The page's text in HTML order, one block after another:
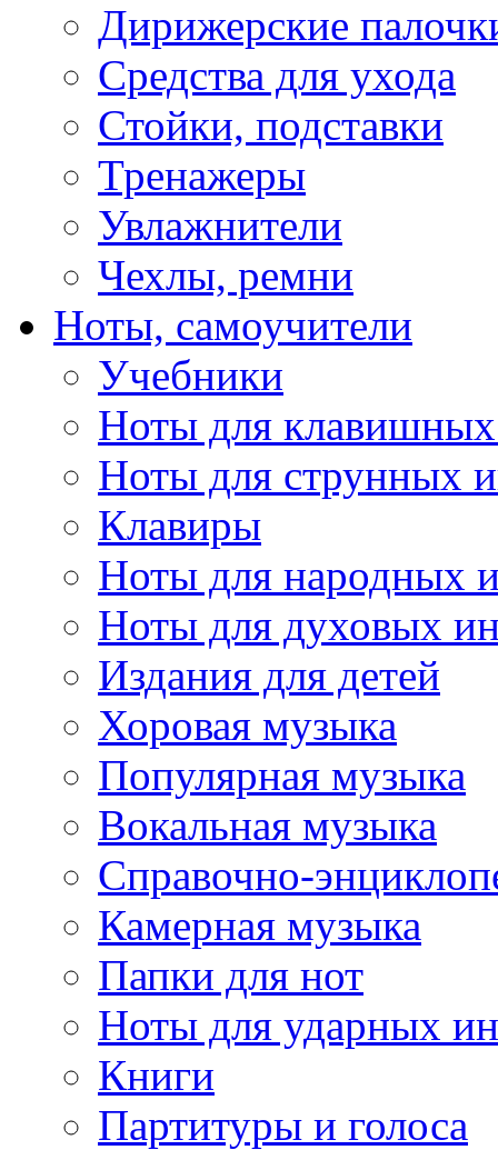
Дирижерские
Средства для ухода
Стойки, подставки
Тренажеры
Увлажнители
Чехлы, ремни
Ноты, самоучители
Учебники
Ноты для клавишных
Ноты для струнных
Клавиры
Ноты для народных
Ноты для духовых
Издания для детей
Хоровая музыка
Популярная музыка
Вокальная музыка
Справочно-
Камерная музыка
Папки для нот
Ноты для ударных
Книги
Партитуры и голоса